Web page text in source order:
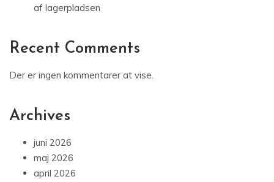
af lagerpladsen
Recent Comments
Der er ingen kommentarer at vise.
Archives
juni 2026
maj 2026
april 2026